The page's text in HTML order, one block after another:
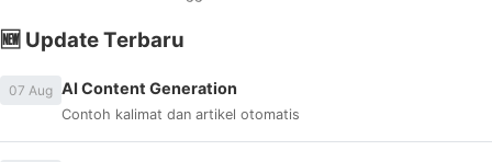
🆕 Update Terbaru
07 Aug AI Content Generation
Contoh kalimat dan artikel otomatis